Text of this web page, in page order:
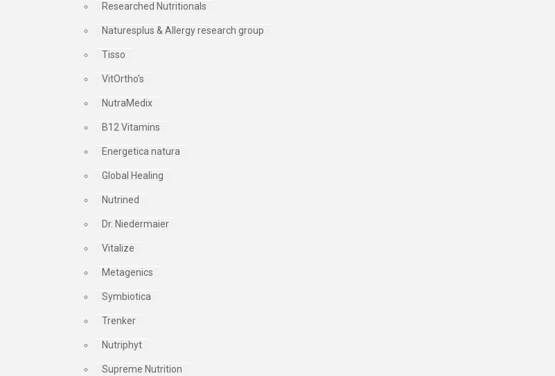
Researched Nutritionals
Naturesplus & Allergy research group
Tisso
VitOrtho's
NutraMedix
B12 Vitamins
Energetica natura
Global Healing
Nutrined
Dr. Niedermaier
Vitalize
Metagenics
Symbiotica
Trenker
Nutriphyt
Supreme Nutrition